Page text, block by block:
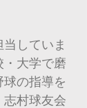
していま
・大学で磨
の指導を
志村球友会